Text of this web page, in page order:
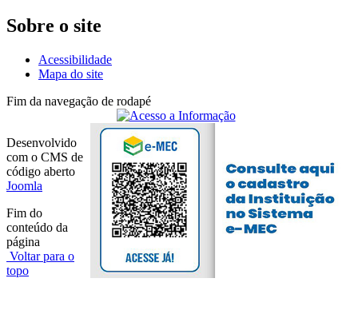
Sobre o site
Acessibilidade
Mapa do site
Fim da navegação de rodapé
Desenvolvido
com o CMS de
código aberto
Joomla
Fim do
conteúdo da
página
Voltar para o
topo